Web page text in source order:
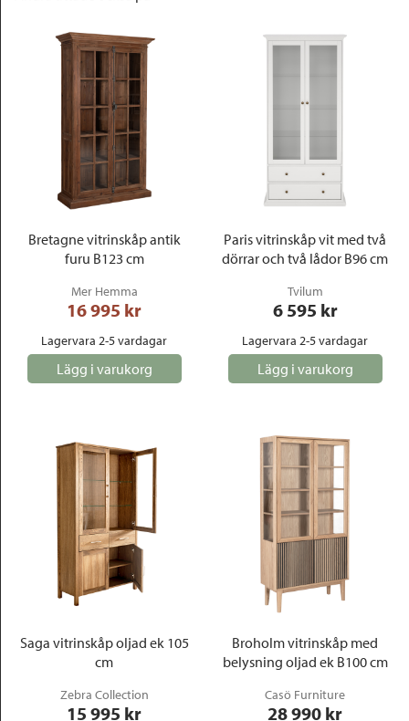
Bretagne vitrinskåp antik
furu B123 cm
Mer Hemma
16 995 kr
Lagervara 2-5 vardagar
Lägg i varukorg
Paris vitrinskåp vit med två
dörrar och två lådor B96 cm
Tvilum
6 595 kr
Lagervara 2-5 vardagar
Lägg i varukorg
Saga vitrinskåp oljad ek 105
cm
Zebra Collection
15 995 kr
Broholm vitrinskåp med
belysning oljad ek B100 cm
Casö Furniture
28 990 kr